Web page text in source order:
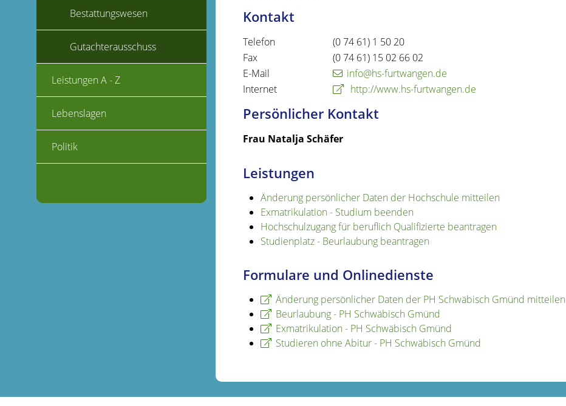
Kontakt
Telefon (074 61) 1 50 20
Fax
(074 61) 15 02 66 02
E-Mail
info@hs-furtwangen.de
Internet
http://www.hs-furtwangen.de
Persönlicher Kontakt
Frau Natalja Schäfer
Leistungen
Änderung persönlicher Daten der Hochschule mitteilen
Exmatrikulation - Studium beenden
Hochschulzugang für beruflich Qualifizierte beantragen
Studienplatz - Beurlaubung beantragen
Formulare und Onlinedienste
Änderung persönlicher Daten der PH Schwäbisch Gmünd mitteilen
Beurlaubung - PH Schwäbisch Gmünd
Exmatrikulation - PH Schwäbisch Gmünd
Studieren ohne Abitur - PH Schwäbisch Gmünd
Bestattungswesen
Gutachterausschuss
Leistungen A - Z
Lebenslagen
Politik